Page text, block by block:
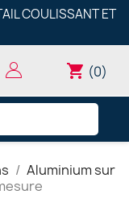
COULISSANT ET
shopping_cart (0)
Aluminium sur